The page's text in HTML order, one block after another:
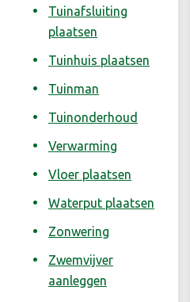
Tuinafsluiting
plaatsen
Tuinhuis plaatsen
Tuinman
Tuinonderhoud
Verwarming
Vloer plaatsen
Waterput plaatsen
Zonwering
Zwemvijver
aanleggen